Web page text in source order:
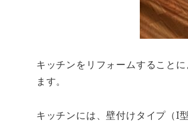
キッチンをリフォームすること
ます。
キッチンには、壁付けタイプ（I